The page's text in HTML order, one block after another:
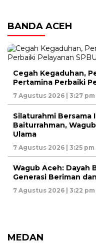
BANDA ACEH
Cegah Kegaduhan,
Pertamina Perbaiki
7 Agustus 2026 | 3:27 pm
Silaturahmi Bersama
Baiturrahman,
Ulama
7 Agustus 2026 | 3:25 pm
‎Wagub Aceh: Dayah
Generasi Beriman
7 Agustus 2026 | 3:22 pm
MEDAN